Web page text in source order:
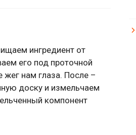
ингредиент от
его под проточной
жег нам глаза. После –
доску и измельчаем
компонент